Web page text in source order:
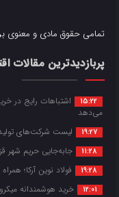
تمامی حقوق مادی و معنوی
پربازدیدترین مقالات
15:22
اشتباهات رایج در
می‌دهد
19:27 لیست شرکت‌های تولید
11:28 جابه‌جایی حریم شهر
19:28 فولاد نوین آرکا؛
12:01 خرید هوشمندانه